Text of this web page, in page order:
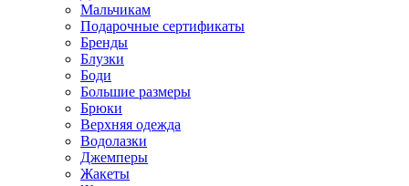
Мальчикам
Подарочные сертификаты
Бренды
Блузки
Боди
Большие размеры
Брюки
Верхняя одежда
Водолазки
Джемперы
Жакеты